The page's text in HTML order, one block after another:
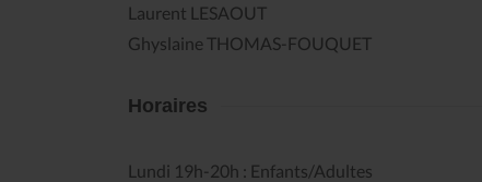
Laurent LESAOUT
Ghyslaine THOMAS-FOUQUET
Horaires
Lundi 19h-20h : Enfants/Adultes